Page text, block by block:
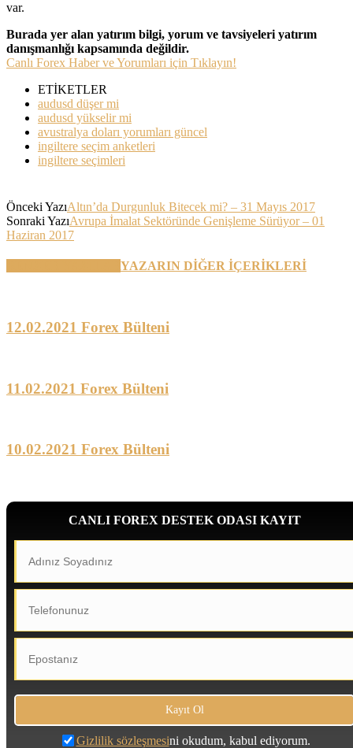
var.
Burada yer alan yatırım bilgi, yorum ve tavsiyeleri yatırım
danışmanlığı kapsamında değildir.
Canlı Forex Haber ve Yorumları için Tıklayın!
ETİKETLER
audusd düşer mi
audusd yükselir mi
avustralya doları yorumları güncel
ingiltere seçim anketleri
ingiltere seçimleri
Önceki YazıAltın’da Durgunluk Bitecek mi? – 31 Mayıs 2017
Sonraki YazıAvrupa İmalat Sektöründe Genişleme Sürüyor – 01
Haziran 2017
YAZARIN DİĞER İÇERİKLERİ
12.02.2021 Forex Bülteni
11.02.2021 Forex Bülteni
10.02.2021 Forex Bülteni
CANLI FOREX DESTEK ODASI KAYIT
Gizlilik sözleşmesini okudum, kabul ediyorum.